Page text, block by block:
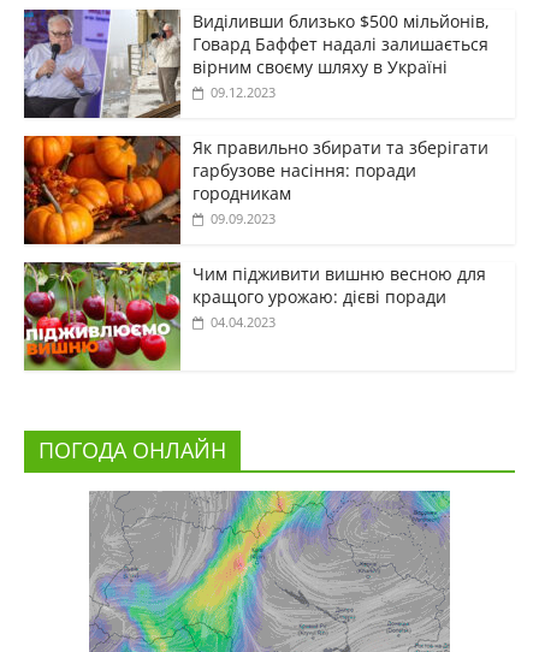
Виділивши близько $500 мільйонів,
Говард Баффет надалі залишається
вірним своєму шляху в Україні
09.12.2023
Як правильно збирати та зберігати
гарбузове насіння: поради
городникам
09.09.2023
Чим підживити вишню весною для
кращого урожаю: дієві поради
04.04.2023
ПОГОДА ОНЛАЙН